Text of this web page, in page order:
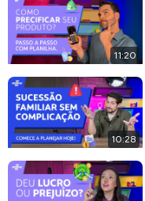
11:20
10:28